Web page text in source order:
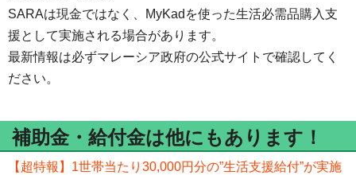
SARAは現金ではなく、MyKadを使った生活必需品購入支
援として実施される場合があります。
最新情報は必ずマレーシア政府の公式サイトで確認してく
ださい。
補助金・給付金は他にもあります！
【超特報】1世帯当たり30,000円分の”生活支援給付”が実施